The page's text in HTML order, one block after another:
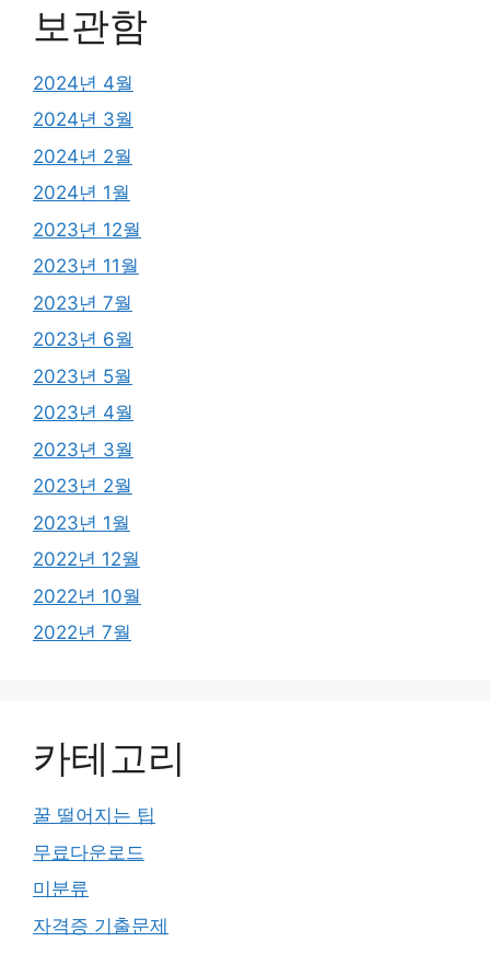
보관함
2024년 4월
2024년 3월
2024년 2월
2024년 1월
2023년 12월
2023년 11월
2023년 7월
2023년 6월
2023년 5월
2023년 4월
2023년 3월
2023년 2월
2023년 1월
2022년 12월
2022년 10월
2022년 7월
카테고리
꿀 떨어지는 팁
무료다운로드
미분류
자격증 기출문제